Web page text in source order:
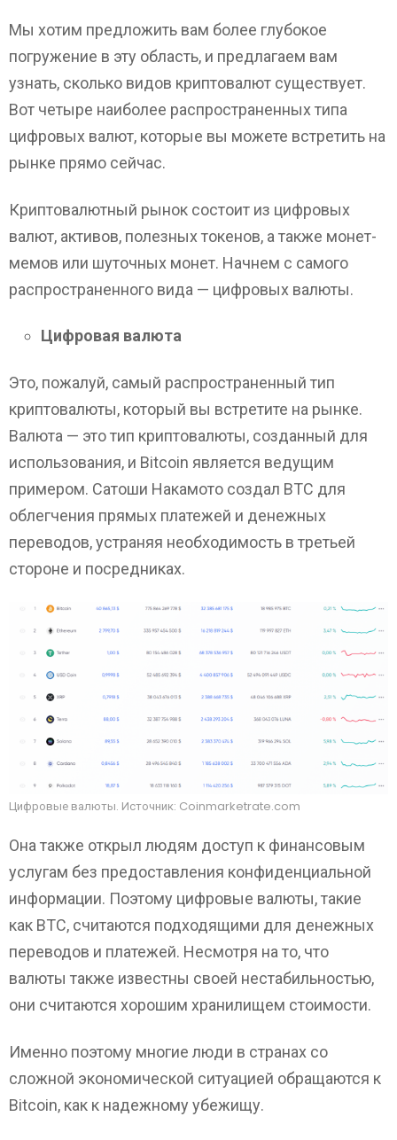
Мы хотим предложить вам более глубокое
погружение в эту область, и предлагаем вам
узнать, сколько видов криптовалют существует.
Вот четыре наиболее распространенных типа
цифровых валют, которые вы можете встретить на
рынке прямо сейчас.
Криптовалютный рынок состоит из цифровых
валют, активов, полезных токенов, а также монет-
мемов или шуточных монет. Начнем с самого
распространенного вида — цифровых валюты.
Цифровая валюта
Это, пожалуй, самый распространенный тип
криптовалюты, который вы встретите на рынке.
Валюта — это тип криптовалюты, созданный для
использования, и Bitcoin является ведущим
примером. Сатоши Накамото создал BTC для
облегчения прямых платежей и денежных
переводов, устраняя необходимость в третьей
стороне и посредниках.
Цифровые валюты. Источник: Coinmarketrate.com
Она также открыл людям доступ к финансовым
услугам без предоставления конфиденциальной
информации. Поэтому цифровые валюты, такие
как BTC, считаются подходящими для денежных
переводов и платежей. Несмотря на то, что
валюты также известны своей нестабильностью,
они считаются хорошим хранилищем стоимости.
Именно поэтому многие люди в странах со
сложной экономической ситуацией обращаются к
Bitcoin, как к надежному убежищу.